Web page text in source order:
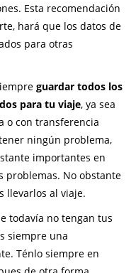
Esta recomendación
hará que los datos de
para otras
guardar todos los
para tu viaje, ya sea
o con transferencia
ningún problema,
importantes en
problemas. No obstante
llevarlos al viaje.
todavía no tengan tus
siempre una
Ténlo siempre en